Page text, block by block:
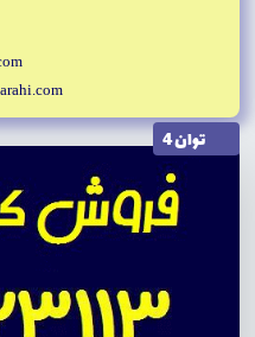
توان 4